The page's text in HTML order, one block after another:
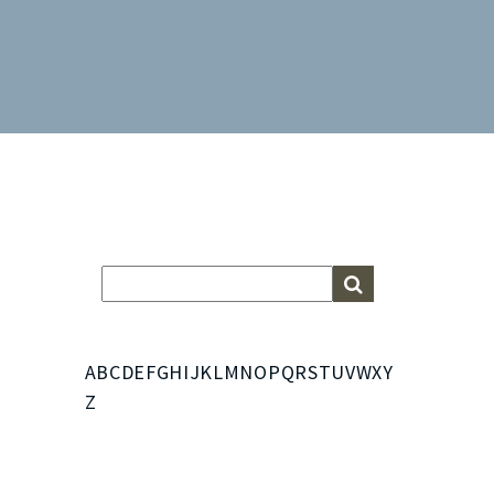
ABCDEFGHIJKLMNOPQRSTUVWXY
Z